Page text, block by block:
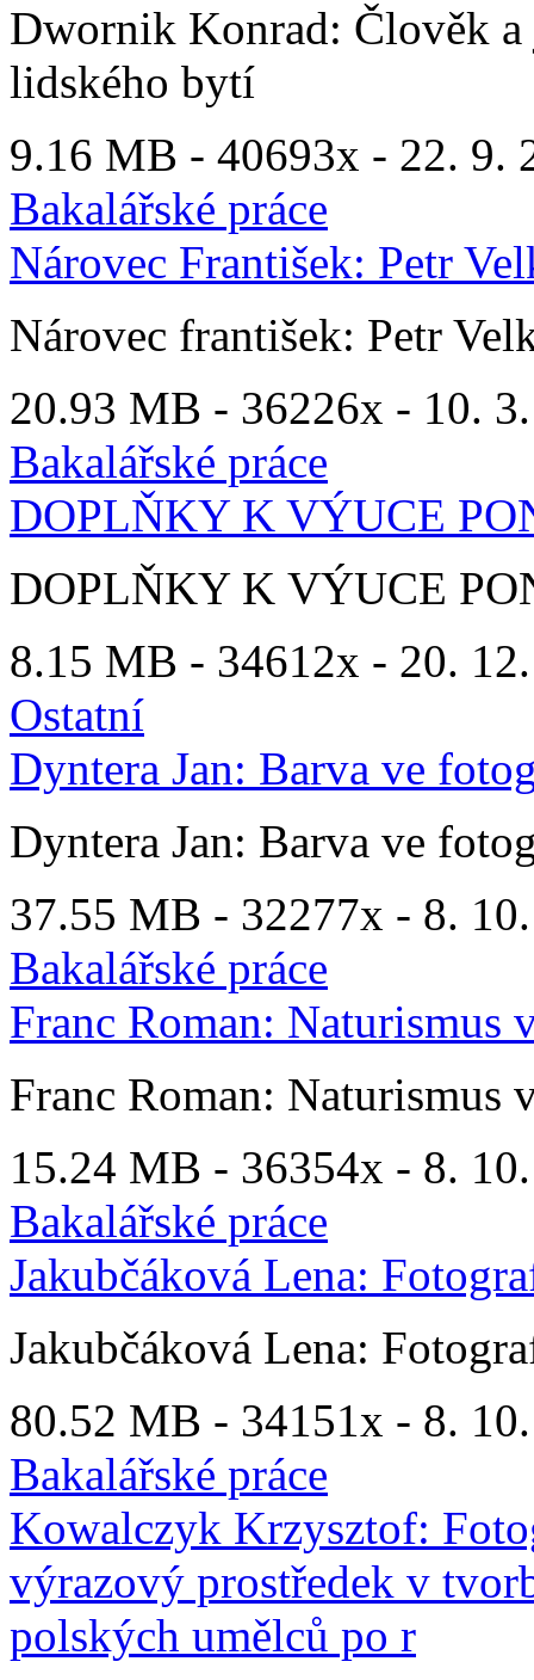
Dwornik Konrad: Člověk
lidského bytí
9.16 MB - 40693x - 22. 9.
Bakalářské práce
Nárovec František: Petr
Nárovec františek: Petr
20.93 MB - 36226x - 10.
Bakalářské práce
DOPLŇKY K VÝUCE
DOPLŇKY K VÝUCE
8.15 MB - 34612x - 20.
Ostatní
Dyntera Jan: Barva ve
Dyntera Jan: Barva ve
37.55 MB - 32277x - 8.
Bakalářské práce
Franc Roman:
Franc Roman:
15.24 MB - 36354x - 8.
Bakalářské práce
Jakubčáková Lena:
Jakubčáková Lena:
80.52 MB - 34151x - 8.
Bakalářské práce
Kowalczyk Krzysztof:
výrazový prostředek v
polských umělců po r